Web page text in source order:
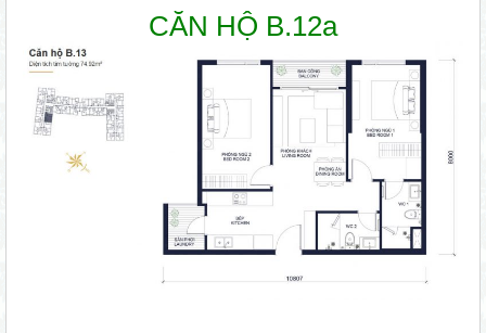
CĂN HỘ B.12a